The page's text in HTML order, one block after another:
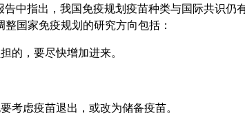
中指出，我国免疫规划疫苗种类与国际共识仍
国家免疫规划的研究方向包括：
的，要尽快增加进来。
虑疫苗退出，或改为储备疫苗。